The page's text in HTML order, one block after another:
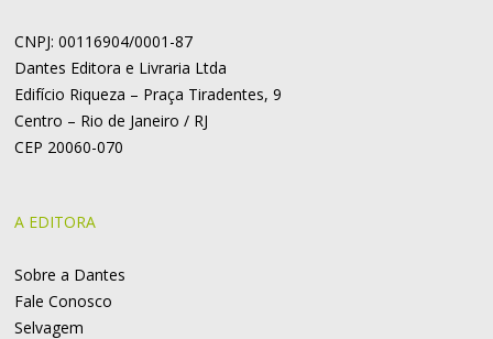
CNPJ: 00116904/0001-87
Dantes Editora e Livraria Ltda
Edifício Riqueza – Praça Tiradentes, 9
Centro – Rio de Janeiro / RJ
CEP 20060-070
A EDITORA
Sobre a Dantes
Fale Conosco
Selvagem